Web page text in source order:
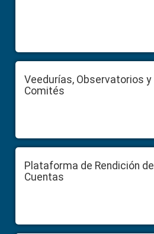
Veedurías, Observatorios y
Comités
Plataforma de Rendición de
Cuentas